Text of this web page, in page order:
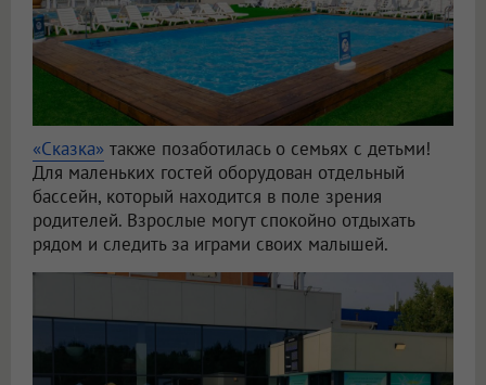
«Сказка» также позаботилась о семьях с детьми!
Для маленьких гостей оборудован отдельный
бассейн, который находится в поле зрения
родителей. Взрослые могут спокойно отдыхать
рядом и следить за играми своих малышей.